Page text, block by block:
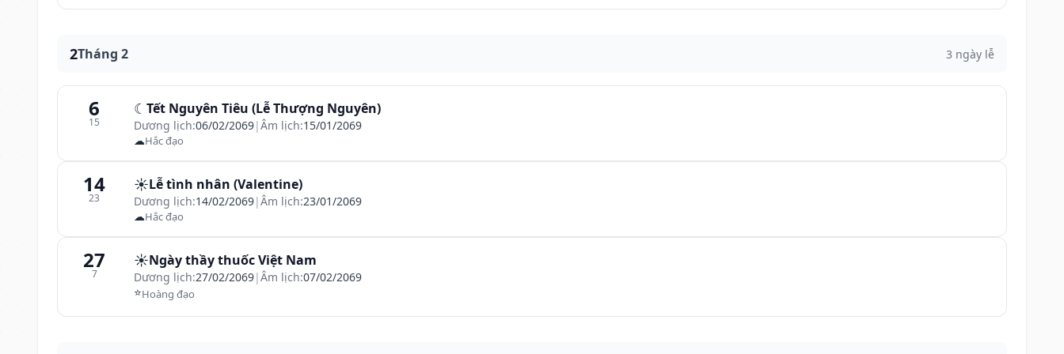
2Tháng 2 3 ngày lễ
6
15
☾ Tết Nguyên Tiêu (Lễ Thượng Nguyên)
Dương lịch:06/02/2069|Âm lịch:15/01/2069
☁Hắc đạo
14
23
☀️Lễ tình nhân (Valentine)
Dương lịch:14/02/2069|Âm lịch:23/01/2069
☁Hắc đạo
27
7
☀️Ngày thầy thuốc Việt Nam
Dương lịch:27/02/2069|Âm lịch:07/02/2069
⭐Hoàng đạo